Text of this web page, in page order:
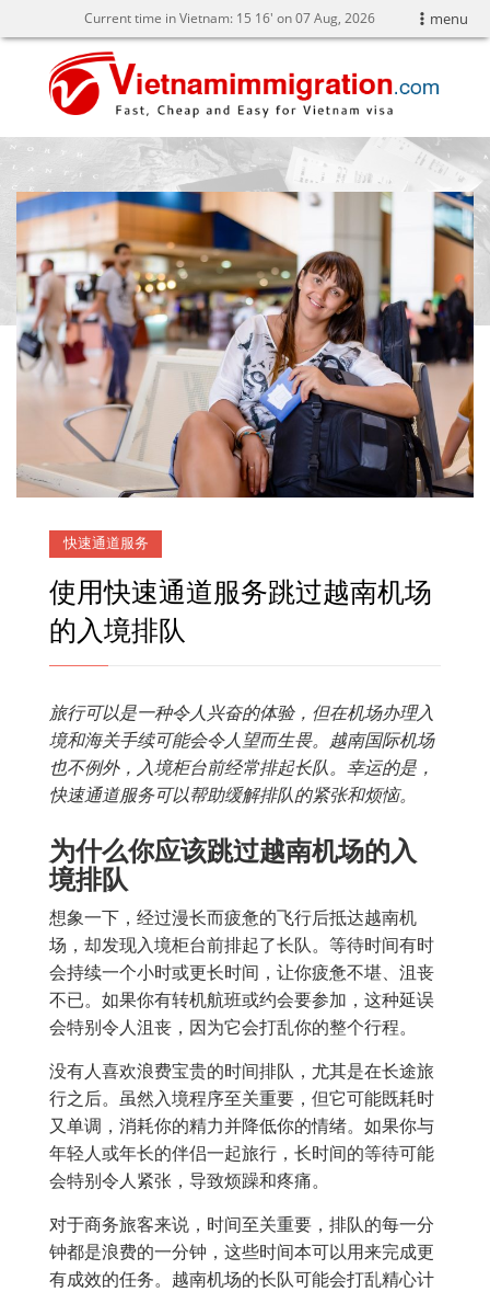
menu
Current time in Vietnam: 15 16' on 07 Aug, 2026
快速通道服务
使用快速通道服务跳过越南机场
的入境排队
旅行可以是一种令人兴奋的体验，但在机场办理入
境和海关手续可能会令人望而生畏。越南国际机场
也不例外，入境柜台前经常排起长队。幸运的是，
快速通道服务可以帮助缓解排队的紧张和烦恼。
为什么你应该跳过越南机场的入
境排队
想象一下，经过漫长而疲惫的飞行后抵达越南机
场，却发现入境柜台前排起了长队。等待时间有时
会持续一个小时或更长时间，让你疲惫不堪、沮丧
不已。如果你有转机航班或约会要参加，这种延误
会特别令人沮丧，因为它会打乱你的整个行程。
没有人喜欢浪费宝贵的时间排队，尤其是在长途旅
行之后。虽然入境程序至关重要，但它可能既耗时
又单调，消耗你的精力并降低你的情绪。如果你与
年轻人或年长的伴侣一起旅行，长时间的等待可能
会特别令人紧张，导致烦躁和疼痛。
对于商务旅客来说，时间至关重要，排队的每一分
钟都是浪费的一分钟，这些时间本可以用来完成更
有成效的任务。越南机场的长队可能会打乱精心计